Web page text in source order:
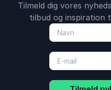
Tilmeld dig vores
tilbud og inspiration